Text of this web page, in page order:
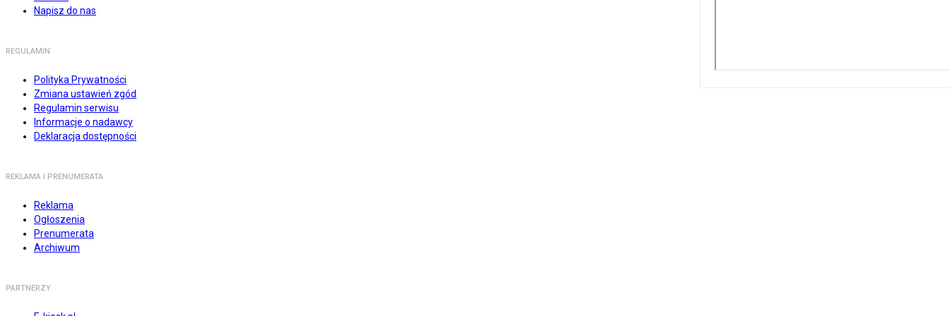
Napisz do nas
REGULAMIN
Polityka Prywatności
Zmiana ustawień zgód
Regulamin serwisu
Informacje o nadawcy
Deklaracja dostępności
REKLAMA I PRENUMERATA
Reklama
Ogłoszenia
Prenumerata
Archiwum
PARTNERZY